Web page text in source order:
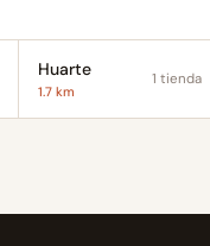
Huarte
1.7 km
1 tienda